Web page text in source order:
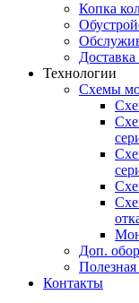
Копка
Технологии
Схемы
Доп.
Контакты